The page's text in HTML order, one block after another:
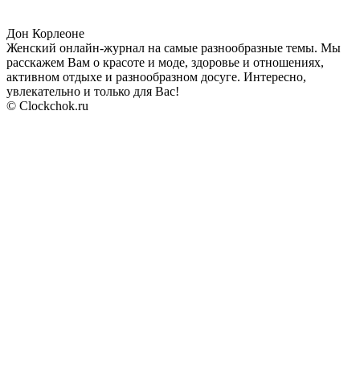
Дон Корлеоне
Женский онлайн-журнал на самые разнообразные темы. Мы
расскажем Вам о красоте и моде, здоровье и отношениях,
активном отдыхе и разнообразном досуге. Интересно,
увлекательно и только для Вас!
© Clockchok.ru